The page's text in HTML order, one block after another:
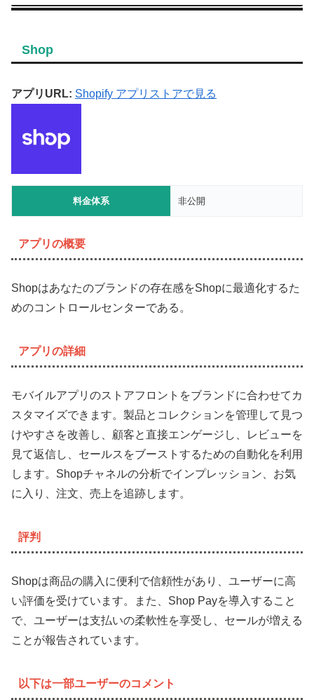
Shop
アプリURL: Shopify アプリストアで見る
料金体系 非公開
アプリの概要
Shopはあなたのブランドの存在感をShopに最適化するた
めのコントロールセンターである。
アプリの詳細
モバイルアプリのストアフロントをブランドに合わせてカ
スタマイズできます。製品とコレクションを管理して見つ
けやすさを改善し、顧客と直接エンゲージし、レビューを
見て返信し、セールスをブーストするための自動化を利用
します。Shopチャネルの分析でインプレッション、お気
に入り、注文、売上を追跡します。
評判
Shopは商品の購入に便利で信頼性があり、ユーザーに高
い評価を受けています。また、Shop Payを導入すること
で、ユーザーは支払いの柔軟性を享受し、セールが増える
ことが報告されています。
以下は一部ユーザーのコメント